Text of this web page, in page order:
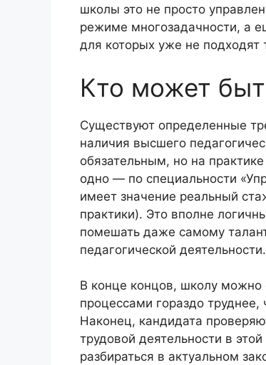
школы это не просто
режиме многозадачности, а
для которых уже не
Кто может
Существуют определенные
наличия высшего
обязательным, но на
одно — по специальности
имеет значение реальный
практики). Это вполне
помешать даже самому
педагогической деятельности.
В конце концов, школу можно
процессами гораздо
Наконец, кандидата
трудовой деятельности в
разбираться в актуальном